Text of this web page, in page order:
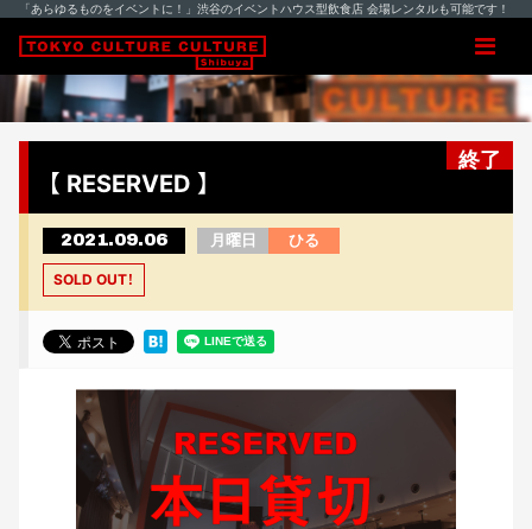
「あらゆるものをイベントに！」渋谷のイベントハウス型飲食店 会場レンタルも可能です！
終了
【 RESERVED 】
2021.09.06 月曜日 ひる
SOLD OUT！